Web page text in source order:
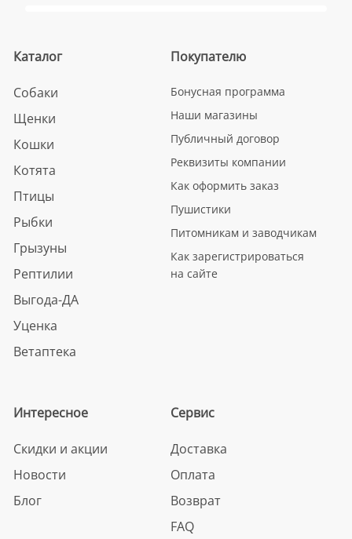
Каталог
Собаки
Щенки
Кошки
Котята
Птицы
Рыбки
Грызуны
Рептилии
Выгода-ДА
Уценка
Ветаптека
Покупателю
Бонусная программа
Наши магазины
Публичный договор
Реквизиты компании
Как оформить заказ
Пушистики
Питомникам и заводчикам
Как зарегистрироваться
на сайте
Интересное
Скидки и акции
Новости
Блог
Сервис
Доставка
Оплата
Возврат
FAQ